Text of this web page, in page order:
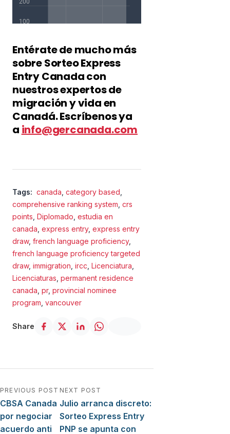
Entérate de mucho más
sobre Sorteo Express
Entry Canada con
nuestros expertos de
migración y vida en
Canadá. Escríbenos ya
a info@gercanada.com
Tags: canada category based
comprehensive ranking system crs
points Diplomado estudia en
canada express entry, express entry
draw, french language proficiency,
french language proficiency targeted
draw, immigration ircc Licenciatura
Licenciaturas permanent residence
canada pr, provincial nominee
program vancouver
Share
Navegación de entradas
PREVIOUS POST
CBSA Canada
por negociar
acuerdo anti
NEXT POST
Julio arranca discreto:
Sorteo Express Entry
PNP se apunta con